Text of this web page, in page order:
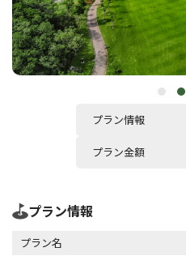
プラン情報
プラン金額
プラン情報
プラン名